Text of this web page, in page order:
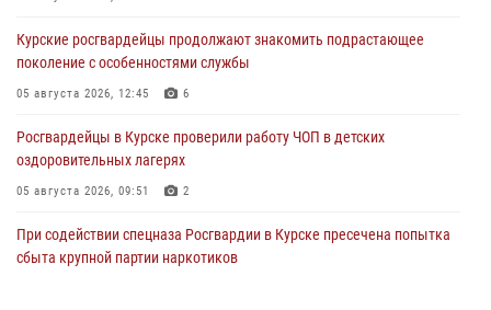
Курские росгвардейцы продолжают знакомить подрастающее
поколение с особенностями службы
05 августа 2026, 12:45 6
Росгвардейцы в Курске проверили работу ЧОП в детских
оздоровительных лагерях
05 августа 2026, 09:51 2
При содействии спецназа Росгвардии в Курске пресечена попытка
сбыта крупной партии наркотиков